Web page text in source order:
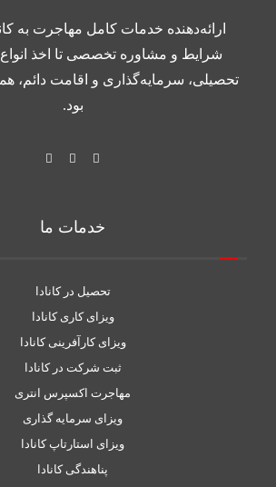
ارائه‌دهنده خدمات کامل مهاجرت به
شرایط و مشاوره تخصصی تا اخذ
تحصیلی، سرمایه‌گذاری و اقامت دائم،
بود.
خدمات ما
تحصیل در کانادا
ویزای کاری کانادا
ویزای کارآفرینی کانادا
ثبت شرکت در کانادا
مهاجرت اکسپرس انتری
ویزای سرمایه گذاری
ویزای استارتاپ کانادا
پناهندگی کانادا